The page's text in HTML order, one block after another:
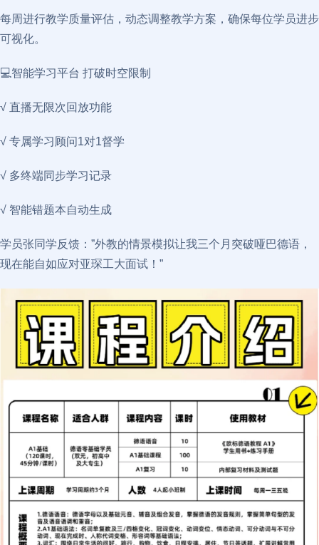
每周进行教学质量评估，动态调整教学方案，确保每位学员进步
可视化。
💻智能学习平台 打破时空限制
√ 直播无限次回放功能
√ 专属学习顾问1对1督学
√ 多终端同步学习记录
√ 智能错题本自动生成
学员张同学反馈：”外教的情景模拟让我三个月突破哑巴德语，
现在能自如应对亚琛工大面试！”